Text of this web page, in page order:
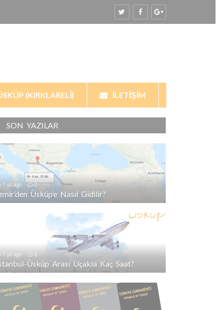
(KIRKLARELI) İLETIŞIM
SON YAZILAR
7 yıl ago 0
Üsküp’e Nasıl Gidilir?
7 yıl ago 0
Üsküp Arası Uçakla Kaç Saat?